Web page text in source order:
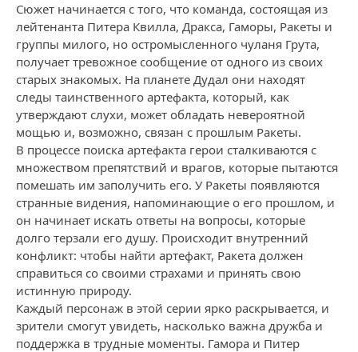
Сюжет начинается с того, что команда, состоящая из
лейтенанта Питера Квилла, Дракса, Гаморы, Ракеты и
группы милого, но остромысленного чуланя Грута,
получает тревожное сообщение от одного из своих
старых знакомых. На планете Дудал они находят
следы таинственного артефакта, который, как
утверждают слухи, может обладать невероятной
мощью и, возможно, связан с прошлым Ракеты.
В процессе поиска артефакта герои сталкиваются с
множеством препятствий и врагов, которые пытаются
помешать им заполучить его. У Ракеты появляются
странные видения, напоминающие о его прошлом, и
он начинает искать ответы на вопросы, которые
долго терзали его душу. Происходит внутренний
конфликт: чтобы найти артефакт, Ракета должен
справиться со своими страхами и принять свою
истинную природу.
Каждый персонаж в этой серии ярко раскрывается, и
зрители смогут увидеть, насколько важна дружба и
поддержка в трудные моменты. Гамора и Питер